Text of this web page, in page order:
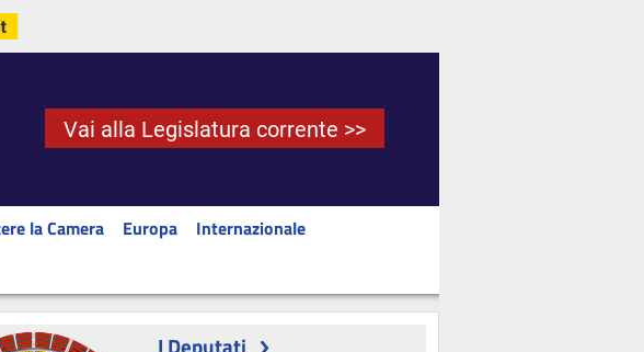
Vai alla Legislatura corrente >>
la Camera Europa
Internazionale